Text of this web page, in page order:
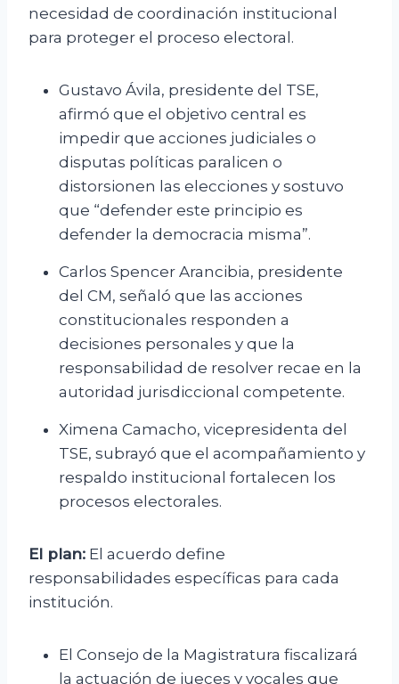
necesidad de coordinación institucional
para proteger el proceso electoral.
Gustavo Ávila, presidente del TSE,
afirmó que el objetivo central es
impedir que acciones judiciales o
disputas políticas paralicen o
distorsionen las elecciones y sostuvo
que “defender este principio es
defender la democracia misma”.
Carlos Spencer Arancibia, presidente
del CM, señaló que las acciones
constitucionales responden a
decisiones personales y que la
responsabilidad de resolver recae en la
autoridad jurisdiccional competente.
Ximena Camacho, vicepresidenta del
TSE, subrayó que el acompañamiento y
respaldo institucional fortalecen los
procesos electorales.
El plan: El acuerdo define
responsabilidades específicas para cada
institución.
El Consejo de la Magistratura fiscalizará
la actuación de jueces y vocales que